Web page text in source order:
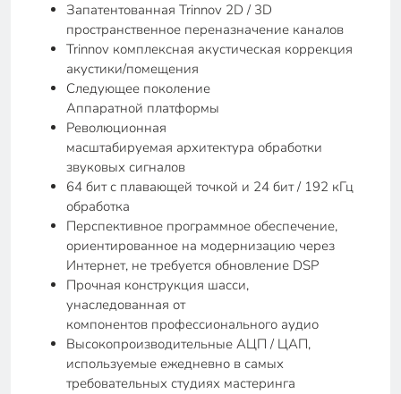
Запатентованная Trinnov 2D / 3D
пространственное переназначение каналов
Trinnov комплексная акустическая коррекция
акустики/помещения
Следующее поколение
Аппаратной платформы
Революционная
масштабируемая архитектура обработки
звуковых сигналов
64 бит с плавающей точкой и 24 бит / 192 кГц
обработка
Перспективное программное обеспечение,
ориентированное на модернизацию через
Интернет, не требуется обновление DSP
Прочная конструкция шасси,
унаследованная от
компонентов профессионального аудио
Высокопроизводительные АЦП / ЦАП,
используемые ежедневно в самых
требовательных студиях мастеринга